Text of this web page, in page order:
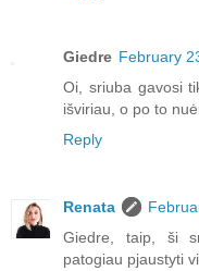
Giedre February
Oi, sriuba gavosi
išviriau, o po to
Reply
Renata
Giedre, taip, ši
patogiau pjaustyti